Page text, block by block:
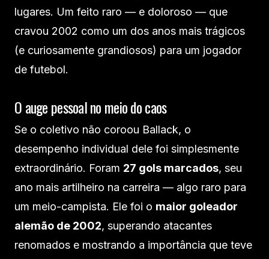
lugares. Um feito raro — e doloroso — que
cravou 2002 como um dos anos mais trágicos
(e curiosamente grandiosos) para um jogador
de futebol.
O auge pessoal no meio do caos
Se o coletivo não coroou Ballack, o
desempenho individual dele foi simplesmente
extraordinário. Foram 27 gols marcados, seu
ano mais artilheiro na carreira — algo raro para
um meio-campista. Ele foi o maior goleador
alemão de 2002, superando atacantes
renomados e mostrando a importância que teve